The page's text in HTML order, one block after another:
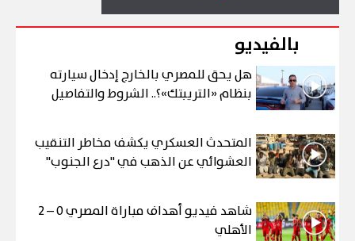
بالفيديو
هل يحق للمصري بالخارج إدخال سيارته
بنظام «التريبتك»؟.. الشروط والتفاصيل
المتحدث العسكري يكشف مخاطر التنقيب
العشوائي عن الذهب في "درع الجنوب"
شاهد فيديو أهداف مباراة المصري 0 – 2
الأهلي